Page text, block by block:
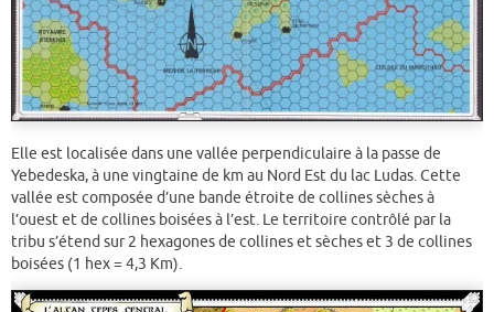
Elle est localisée dans une vallée perpendiculaire à la passe de
Yebedeska, à une vingtaine de km au Nord Est du lac Ludas. Cette
vallée est composée d’une bande étroite de collines sèches à
l’ouest et de collines boisées à l’est. Le territoire contrôlé par la
tribu s’étend sur 2 hexagones de collines et sèches et 3 de collines
boisées (1 hex = 4,3 Km).